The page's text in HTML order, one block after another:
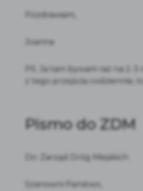
Pozdrawiam,
Joanna
PS. Ja tam bywam raz na
z tego przejścia codziennie,
Pismo do ZDM
Do: Zarząd Dróg Miejskich
Szanowni Państwo,